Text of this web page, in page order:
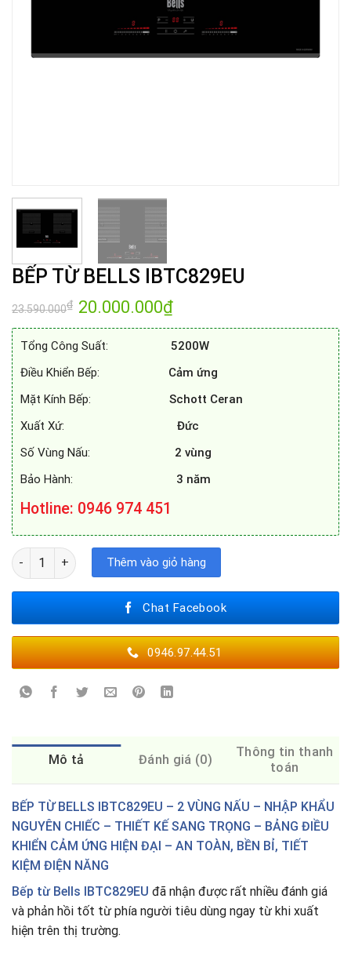
BẾP TỪ BELLS IBTC829EU
23.590.000₫ Giá
gốc
là:
23.590.000₫.
20.000.000₫Giá
tại
20.000.000₫.
Tổng Công Suất:
5200W
Điều Khiển Bếp: Cảm ứng
Mặt Kính Bếp: Schott Ceran
Xuất Xứ: Đức
Số Vùng Nấu: 2 vùng
Bảo Hành: 3 năm
Hotline: 0946 974 451
BẾP TỪ BELLS IBTC829EU số lượng
Thêm vào giỏ hàng
Chat Facebook
0946.97.44.51
Mô tả Đánh giá (0)
Thông tin thanh
toán
BẾP TỪ BELLS IBTC829EU – 2 VÙNG NẤU – NHẬP KHẨU
NGUYÊN CHIẾC – THIẾT KẾ SANG TRỌNG – BẢNG ĐIỀU
KHIỂN CẢM ỨNG HIỆN ĐẠI – AN TOÀN, BỀN BỈ, TIẾT
KIỆM ĐIỆN NĂNG
Bếp từ Bells IBTC829EU đã nhận được rất nhiều đánh giá
và phản hồi tốt từ phía người tiêu dùng ngay từ khi xuất
hiện trên thị trường.